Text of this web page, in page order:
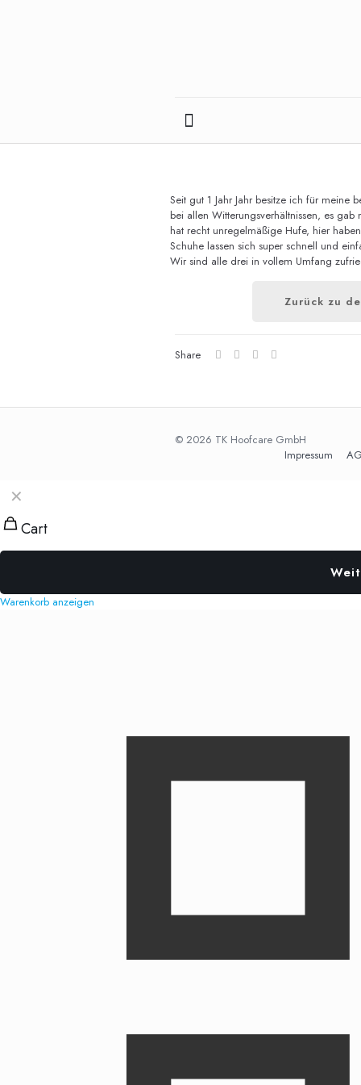
Seit gut 1 Jahr Jahr besitze ich für meine
bei allen Witterungsverhältnissen, es
hat recht unregelmäßige Hufe, hier
Schuhe lassen sich super schnell und
Wir sind alle drei in vollem Umfang
Zurück zu
Share
© 2026 TK Hoofcare GmbH
Impressum
✕
Cart
Warenkorb anzeigen